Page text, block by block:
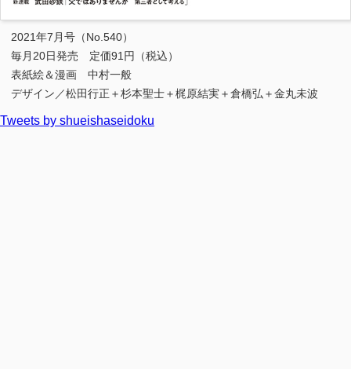
2021年7月号（No.540）
毎月20日発売 定価91円（税込）
表紙絵＆漫画 中村一般
デザイン／松田行正＋杉本聖士＋梶原結実＋倉橋弘＋金丸未波
Tweets by shueishaseidoku